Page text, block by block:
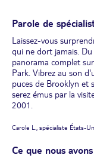
Parole de
Laissez-vous
qui ne dort jamais.
panorama complet
Park. Vibrez au son
puces de Brooklyn et
serez émus par la
2001.
Carole L., spécialiste États-
Ce que nous